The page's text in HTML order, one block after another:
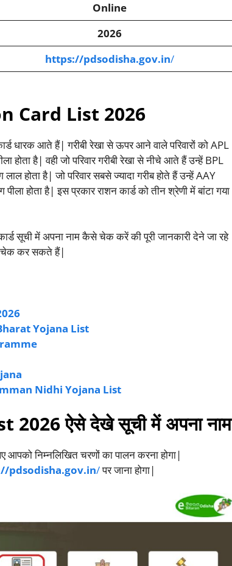
Online
2026
https://pdsodisha.gov.in/
Card List 2026
धारक आते हैं| गरीबी रेखा से ऊपर आने वाले परिवारों को APL
होता है| वही जो परिवार गरीबी रेखा से नीचे आते हैं उन्हें BPL
होता है| जो परिवार सबसे ज्यादा गरीब होते हैं उन्हें AAY
होता है| इस प्रकार राशन कार्ड को तीन श्रेणी में बांटा गया
सूची में अपना नाम कैसे चेक करें की पूरी जानकारी देने जा रहे
चेक कर सकते हैं|
Bharat Yojana List
Nidhi Yojana List
ऐसे देखे सूची में अपना नाम
आपको निम्नलिखित चरणों का पालन करना होगा|
pdsodisha.gov.in/पर जाना होगा|